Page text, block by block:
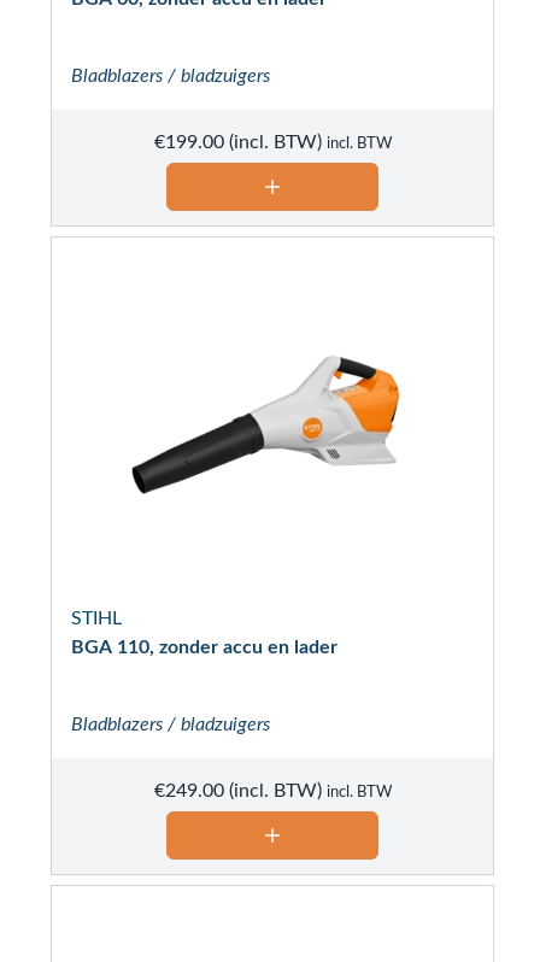
Bladblazers / bladzuigers
€199.00 incl. BTW
STIHL
BGA 110, zonder accu en lader
Bladblazers / bladzuigers
€249.00 incl. BTW